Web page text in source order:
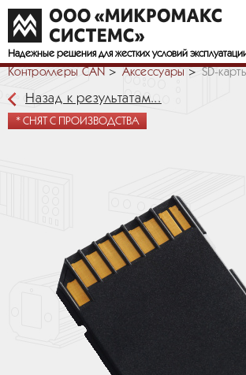
Надежные решения для жестких условий
Контроллеры CAN Аксессуары SD-
Назад к результатам...
* СНЯТ С ПРОИЗВОДСТВА